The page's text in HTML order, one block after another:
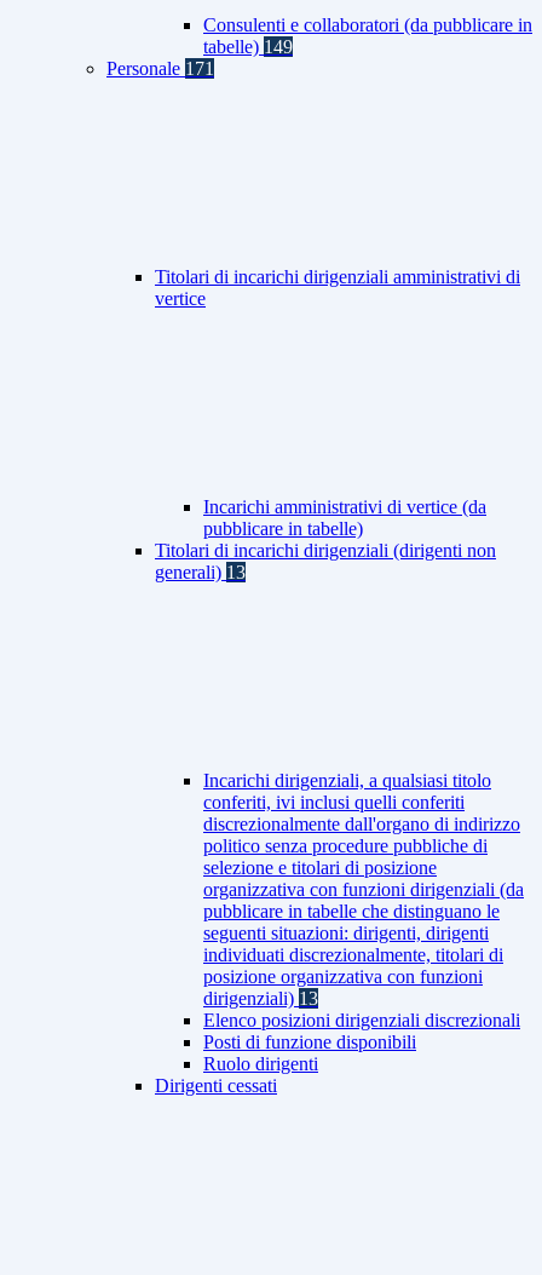
Consulenti e collaboratori (da pubblicare in
tabelle) 149
Personale 171
Titolari di incarichi dirigenziali amministrativi di
vertice
Incarichi amministrativi di vertice (da
pubblicare in tabelle)
Titolari di incarichi dirigenziali (dirigenti non
generali) 13
Incarichi dirigenziali, a qualsiasi titolo
conferiti, ivi inclusi quelli conferiti
discrezionalmente dall'organo di indirizzo
politico senza procedure pubbliche di
selezione e titolari di posizione
organizzativa con funzioni dirigenziali (da
pubblicare in tabelle che distinguano le
seguenti situazioni: dirigenti, dirigenti
individuati discrezionalmente, titolari di
posizione organizzativa con funzioni
dirigenziali) 13
Elenco posizioni dirigenziali discrezionali
Posti di funzione disponibili
Ruolo dirigenti
Dirigenti cessati